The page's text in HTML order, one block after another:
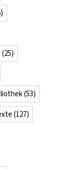
(25)
(53)
(127)